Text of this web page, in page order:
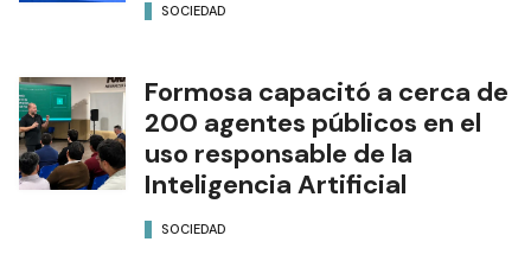
SOCIEDAD
Formosa capacitó a cerca de
200 agentes públicos en el
uso responsable de la
Inteligencia Artificial
SOCIEDAD